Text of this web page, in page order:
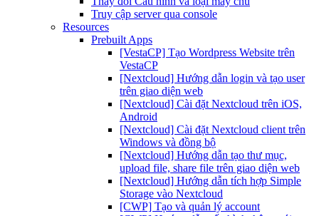
Truy cập server qua console
Resources
Prebuilt Apps
[VestaCP] Tạo Wordpress Website trên
VestaCP
[Nextcloud] Hướng dẫn login và tạo user
trên giao diện web
[Nextcloud] Cài đặt Nextcloud trên iOS,
Android
[Nextcloud] Cài đặt Nextcloud client trên
Windows và đồng bộ
[Nextcloud] Hướng dẫn tạo thư mục,
upload file, share file trên giao diện web
[Nextcloud] Hướng dẫn tích hợp Simple
Storage vào Nextcloud
[CWP] Tạo và quản lý account